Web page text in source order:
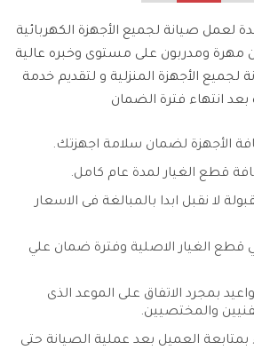
لعمل صيانة لجميع الأجهزة الكهربائية
مهرة ومدربون على مستوى وخبره عالية
لجميع الأجهزة المنزلية و لتقديم خدمة
بعد انتهاء فترة الضمان
الأجهزة لضمان سلامة اجهزتك.
لا نقبل ابدا بالمبالغة فى الاسعار
الغيار الاصلية وفترة ضمان علي
بمجرد الاتفاق على الموعد الذى
والمختصيين.
بمتابعة العميل بعد عملية الصيانة حتى